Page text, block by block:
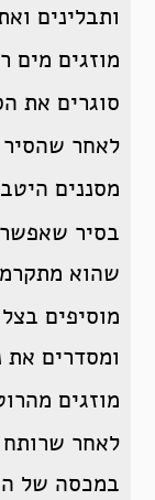
ותבלינים
מוזגים מים
סוגרים את
לאחר
מסננים
בסיר
שהוא
מוסיפים
ומסדרים
מוזגים
לאחר שרותח
במכסה של